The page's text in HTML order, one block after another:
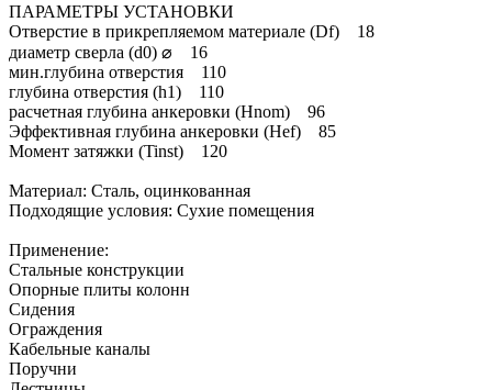
ПАРАМЕТРЫ УСТАНОВКИ
Отверстие в прикрепляемом материале (Df) 18
диаметр сверла (d0) ⌀ 16
мин.глубина отверстия 110
глубина отверстия (h1) 110
расчетная глубина анкеровки (Hnom) 96
Эффективная глубина анкеровки (Hef) 85
Момент затяжки (Tinst) 120
Материал: Сталь, оцинкованная
Подходящие условия: Сухие помещения
Применение:
Стальные конструкции
Опорные плиты колонн
Сидения
Ограждения
Кабельные каналы
Поручни